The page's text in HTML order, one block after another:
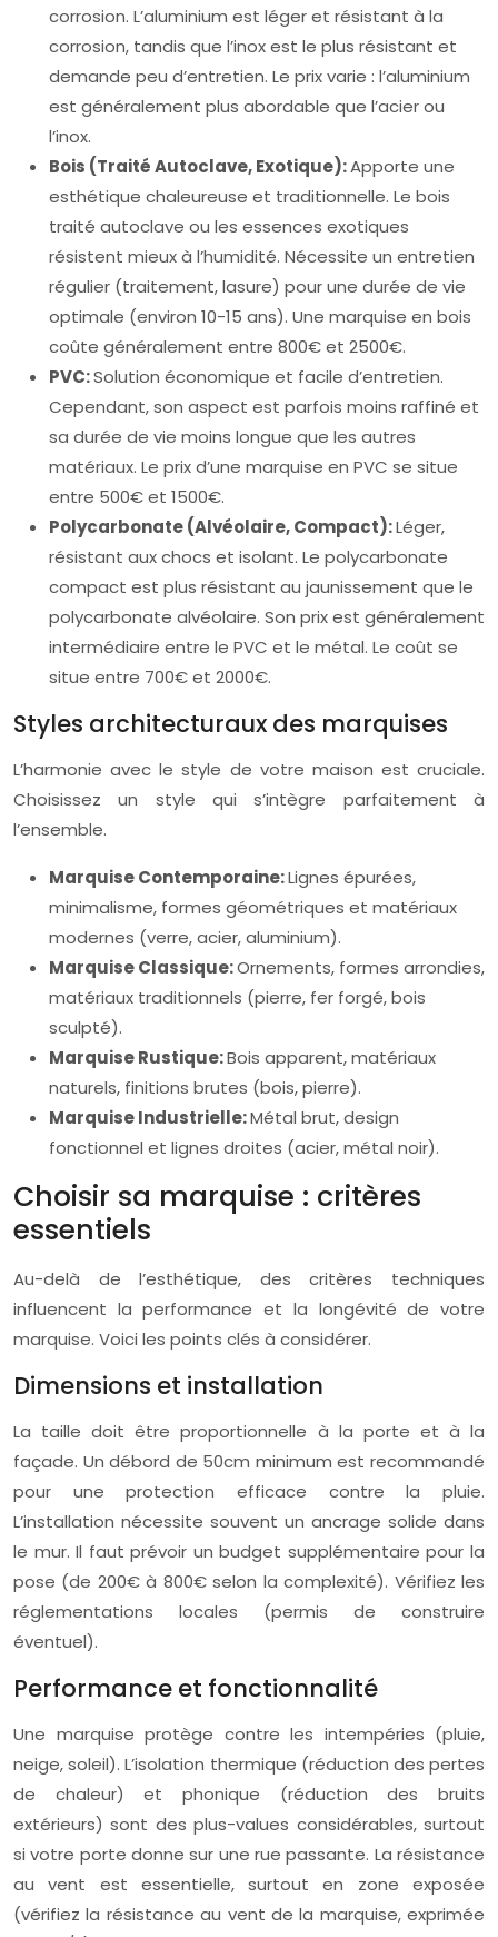
corrosion. L’aluminium est léger et résistant à la
corrosion, tandis que l’inox est le plus résistant et
demande peu d’entretien. Le prix varie : l’aluminium
est généralement plus abordable que l’acier ou
l’inox.
Bois (Traité Autoclave, Exotique):Apporte une
esthétique chaleureuse et traditionnelle. Le bois
traité autoclave ou les essences exotiques
résistent mieux à l’humidité. Nécessite un entretien
régulier (traitement, lasure) pour une durée de vie
optimale (environ 10-15 ans). Une marquise en bois
coûte généralement entre 800€ et 2500€.
PVC:Solution économique et facile d’entretien.
Cependant, son aspect est parfois moins raffiné et
sa durée de vie moins longue que les autres
matériaux. Le prix d’une marquise en PVC se situe
entre 500€ et 1500€.
Polycarbonate (Alvéolaire, Compact):Léger,
résistant aux chocs et isolant. Le polycarbonate
compact est plus résistant au jaunissement que le
polycarbonate alvéolaire. Son prix est généralement
intermédiaire entre le PVC et le métal. Le coût se
situe entre 700€ et 2000€.
Styles architecturaux des marquises
L’harmonie avec le style de votre maison est cruciale.
Choisissez un style qui s’intègre parfaitement à
l’ensemble.
Marquise Contemporaine:Lignes épurées,
minimalisme, formes géométriques et matériaux
modernes (verre, acier, aluminium).
Marquise Classique:Ornements, formes arrondies,
matériaux traditionnels (pierre, fer forgé, bois
sculpté).
Marquise Rustique:Bois apparent, matériaux
naturels, finitions brutes (bois, pierre).
Marquise Industrielle:Métal brut, design
fonctionnel et lignes droites (acier, métal noir).
Choisir sa marquise : critères
essentiels
Au-delà de l’esthétique, des critères techniques
influencent la performance et la longévité de votre
marquise. Voici les points clés à considérer.
Dimensions et installation
La taille doit être proportionnelle à la porte et à la
façade. Un débord de 50cm minimum est recommandé
pour une protection efficace contre la pluie.
L’installation nécessite souvent un ancrage solide dans
le mur. Il faut prévoir un budget supplémentaire pour la
pose (de 200€ à 800€ selon la complexité). Vérifiez les
réglementations locales (permis de construire
éventuel).
Performance et fonctionnalité
Une marquise protège contre les intempéries (pluie,
neige, soleil). L’isolation thermique (réduction des pertes
de chaleur) et phonique (réduction des bruits
extérieurs) sont des plus-values considérables, surtout
si votre porte donne sur une rue passante. La résistance
au vent est essentielle, surtout en zone exposée
(vérifiez la résistance au vent de la marquise, exprimée